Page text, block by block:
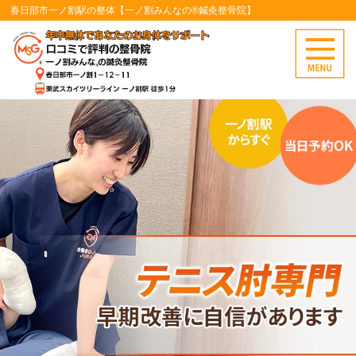
春日部市一ノ割駅の整体【一ノ割みんなの®鍼灸整骨院】